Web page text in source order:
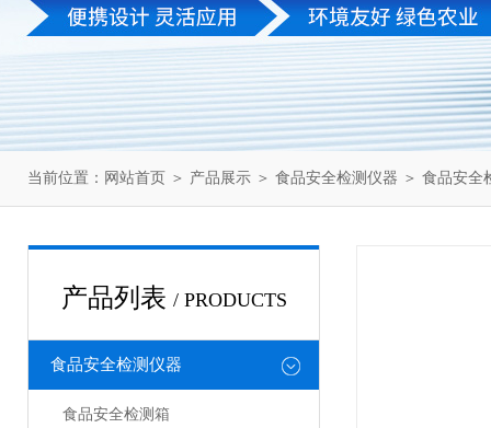
当前位置： 网站首页 ＞ 产品展示 ＞ 食品安全检测仪器 ＞ 食品安全
产品列表 / PRODUCTS
食品安全检测仪器
食品安全检测箱